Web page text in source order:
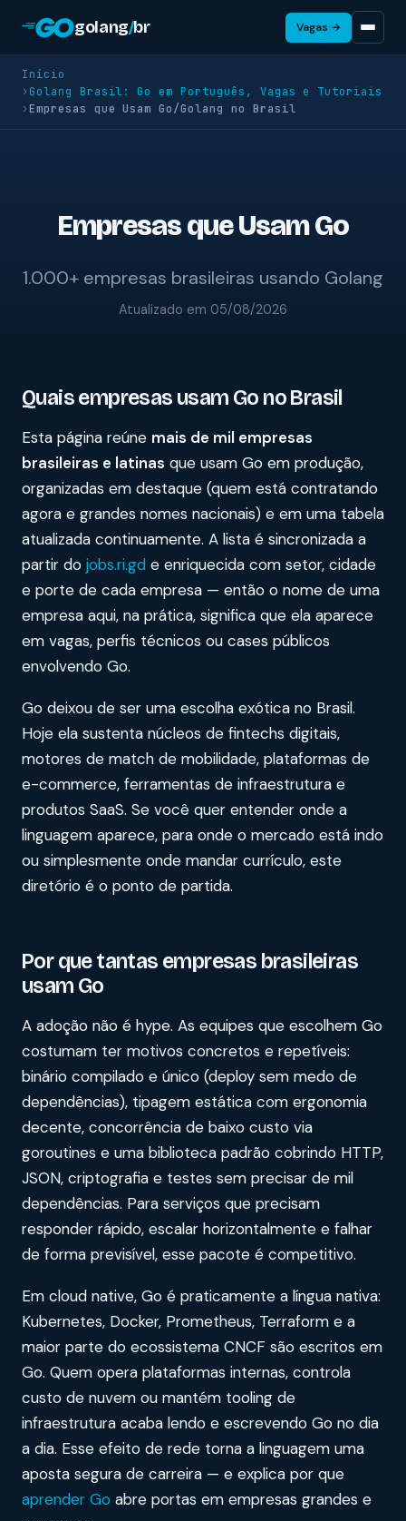
golang/br Vagas →
Início
› Golang Brasil: Go em Português, Vagas e Tutoriais
›Empresas que Usam Go/Golang no Brasil
Empresas que Usam Go
1.000+ empresas brasileiras usando Golang
Atualizado em 05/08/2026
Quais empresas usam Go no Brasil
Esta página reúne mais de mil empresas
brasileiras e latinas que usam Go em produção,
organizadas em destaque (quem está contratando
agora e grandes nomes nacionais) e em uma tabela
atualizada continuamente. A lista é sincronizada a
partir do jobs.ri.gd e enriquecida com setor, cidade
e porte de cada empresa — então o nome de uma
empresa aqui, na prática, significa que ela aparece
em vagas, perfis técnicos ou cases públicos
envolvendo Go.
Go deixou de ser uma escolha exótica no Brasil.
Hoje ela sustenta núcleos de fintechs digitais,
motores de match de mobilidade, plataformas de
e-commerce, ferramentas de infraestrutura e
produtos SaaS. Se você quer entender onde a
linguagem aparece, para onde o mercado está indo
ou simplesmente onde mandar currículo, este
diretório é o ponto de partida.
Por que tantas empresas brasileiras
usam Go
A adoção não é hype. As equipes que escolhem Go
costumam ter motivos concretos e repetíveis:
binário compilado e único (deploy sem medo de
dependências), tipagem estática com ergonomia
decente, concorrência de baixo custo via
goroutines e uma biblioteca padrão cobrindo HTTP,
JSON, criptografia e testes sem precisar de mil
dependências. Para serviços que precisam
responder rápido, escalar horizontalmente e falhar
de forma previsível, esse pacote é competitivo.
Em cloud native, Go é praticamente a língua nativa:
Kubernetes, Docker, Prometheus, Terraform e a
maior parte do ecossistema CNCF são escritos em
Go. Quem opera plataformas internas, controla
custo de nuvem ou mantém tooling de
infraestrutura acaba lendo e escrevendo Go no dia
a dia. Esse efeito de rede torna a linguagem uma
aposta segura de carreira — e explica por que
aprender Go abre portas em empresas grandes e